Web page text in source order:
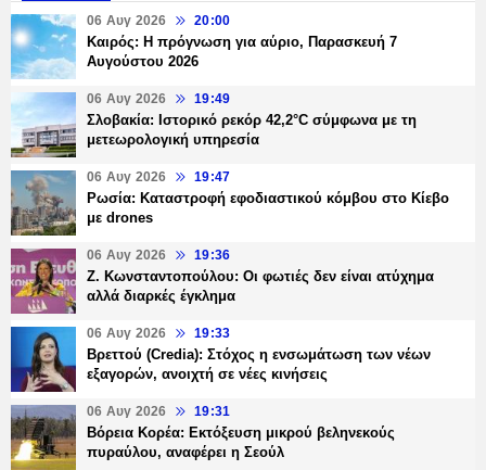
06 Αυγ 2026 20:00
Καιρός: Η πρόγνωση για αύριο, Παρασκευή 7
Αυγούστου 2026
06 Αυγ 2026 19:49
Σλοβακία: Ιστορικό ρεκόρ 42,2°C σύμφωνα με τη
μετεωρολογική υπηρεσία
06 Αυγ 2026 19:47
Ρωσία: Καταστροφή εφοδιαστικού κόμβου στο Κίεβο
με drones
06 Αυγ 2026 19:36
Ζ. Κωνσταντοπούλου: Οι φωτιές δεν είναι ατύχημα
αλλά διαρκές έγκλημα
06 Αυγ 2026 19:33
Βρεττού (Credia): Στόχος η ενσωμάτωση των νέων
εξαγορών, ανοιχτή σε νέες κινήσεις
06 Αυγ 2026 19:31
Βόρεια Κορέα: Εκτόξευση μικρού βεληνεκούς
πυραύλου, αναφέρει η Σεούλ